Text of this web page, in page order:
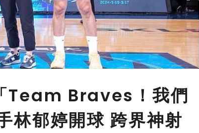
Team Braves！我們
林郁婷開球 跨界神射